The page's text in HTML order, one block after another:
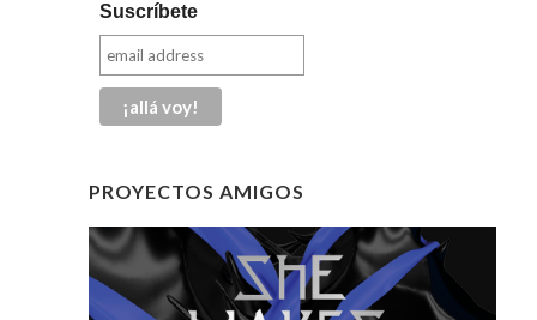
Suscríbete
PROYECTOS AMIGOS